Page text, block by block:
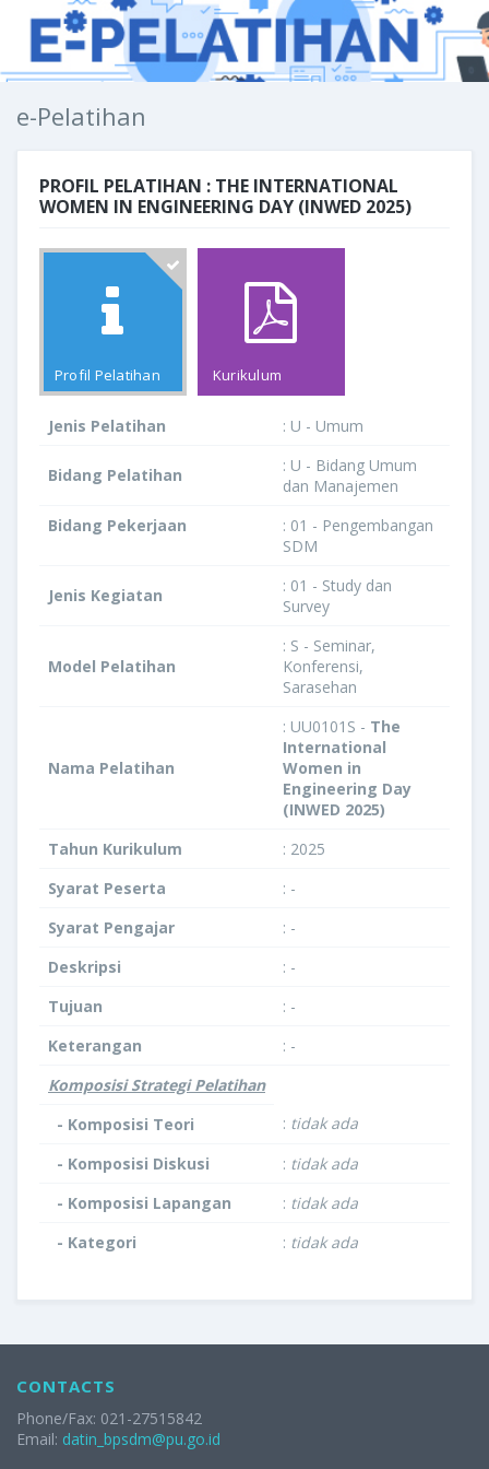
e-Pelatihan
PROFIL PELATIHAN : THE INTERNATIONAL
WOMEN IN ENGINEERING DAY (INWED 2025)
Profil Pelatihan Kurikulum
Jenis Pelatihan : U - Umum
Bidang Pelatihan
: U - Bidang Umum
dan Manajemen
Bidang Pekerjaan
: 01 - Pengembangan
SDM
Jenis Kegiatan
: 01 - Study dan
Survey
Model Pelatihan
: S - Seminar,
Konferensi,
Sarasehan
Nama Pelatihan
: UU0101S - The
International
Women in
Engineering Day
(INWED 2025)
Tahun Kurikulum
: 2025
Syarat Peserta
: -
Syarat Pengajar
: -
Deskripsi
: -
Tujuan
: -
Keterangan
: -
Komposisi Strategi Pelatihan
- Komposisi Teori
: tidak ada
- Komposisi Diskusi
: tidak ada
- Komposisi Lapangan
: tidak ada
- Kategori
: tidak ada
CONTACTS
Phone/Fax: 021-27515842
Email: datin_bpsdm@pu.go.id